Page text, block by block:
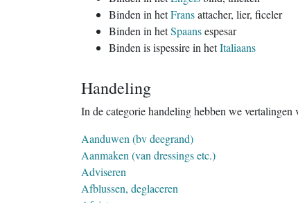
Binden in hetFransattacher, lier, ficeler
Binden in hetSpaansespesar
Binden is ispessire in hetItaliaans
Handeling
In de categorie handeling hebben we vertalingen
Aanduwen (bv deegrand)
Aanmaken (van dressings etc.)
Adviseren
Afblussen, deglaceren